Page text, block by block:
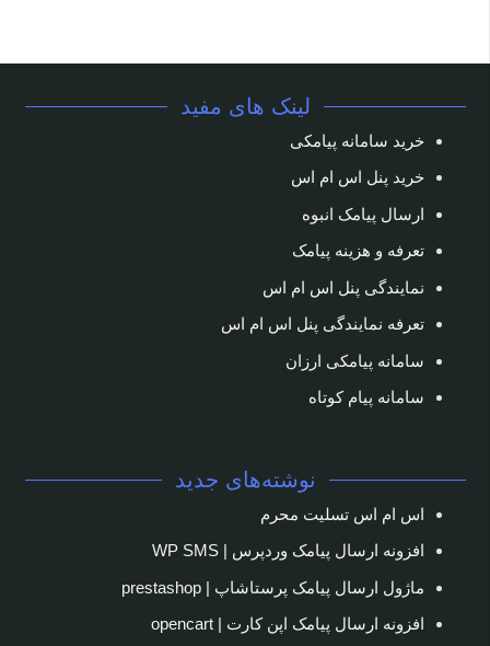
لینک های مفید
خرید سامانه پیامکی
خرید پنل اس ام اس
ارسال پیامک انبوه
تعرفه و هزینه پیامک
نمایندگی پنل اس ام اس
تعرفه نمایندگی پنل اس ام اس
سامانه پیامکی ارزان
سامانه پیام کوتاه
نوشته‌های جدید
اس ام اس تسلیت محرم
افزونه ارسال پیامک وردپرس | WP SMS
ماژول ارسال پیامک پرستاشاپ | prestashop
افزونه ارسال پیامک اپن کارت | opencart